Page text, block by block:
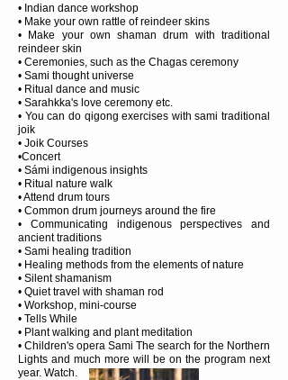
• Indian dance workshop
• Make your own rattle of reindeer skins
• Make your own shaman drum with traditional
reindeer skin
• Ceremonies, such as the Chagas ceremony
• Sami thought universe
• Ritual dance and music
• Sarahkka's love ceremony etc.
• You can do qigong exercises with sami traditional
joik
• Joik Courses
•Concert
• Sámi indigenous insights
• Ritual nature walk
• Attend drum tours
• Common drum journeys around the fire
• Communicating indigenous perspectives and
ancient traditions
• Sami healing tradition
• Healing methods from the elements of nature
• Silent shamanism
• Quiet travel with shaman rod
• Workshop, mini-course
• Tells While
• Plant walking and plant meditation
• Children's opera Sami The search for the Northern
Lights and much more will be on the program next
year. Watch.